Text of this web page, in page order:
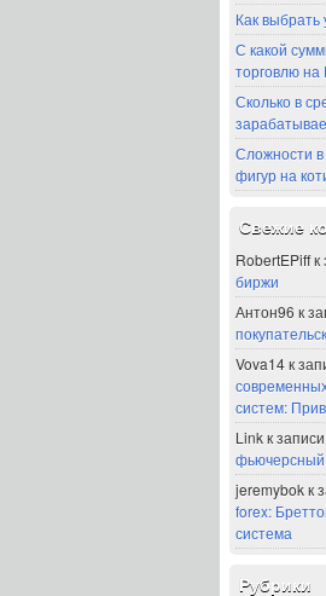
Как выбрать
С какой
торговлю на
Сколько в
Сложности
фигур на
Свежие
RobertEPiffк
биржи
Антон96 к
Vova14к
систем:
Linkк записи
jeremybokк
forex:
система
Рубрики